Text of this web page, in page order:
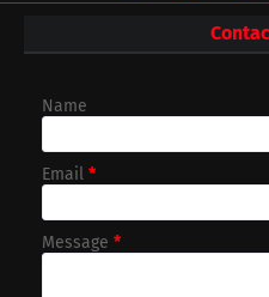
Name
Email *
Message *